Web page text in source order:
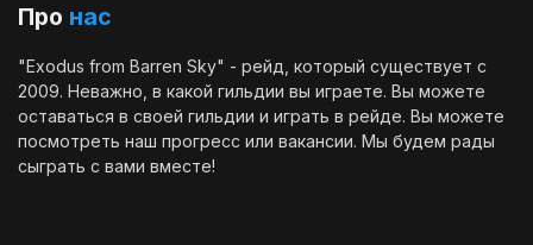
Про нас
"Exodus from Barren Sky" - рейд, который существует с
2009. Неважно, в какой гильдии вы играете. Вы можете
оставаться в своей гильдии и играть в рейде. Вы можете
посмотреть наш прогресс или вакансии. Мы будем рады
сыграть с вами вместе!